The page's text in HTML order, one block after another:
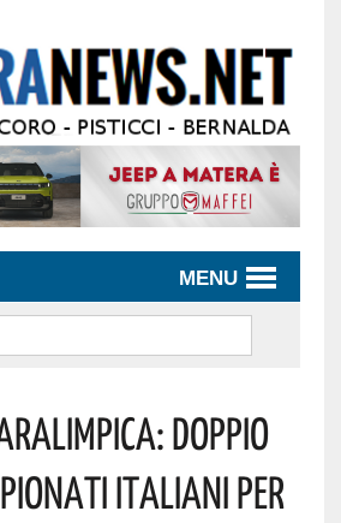
MENU
Doppio
Italiani Per